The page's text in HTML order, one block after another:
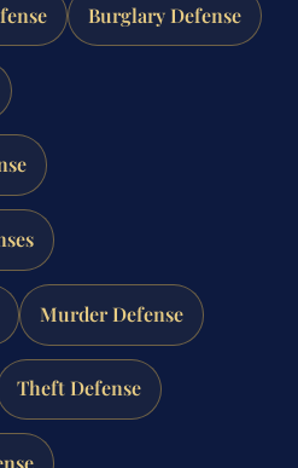
Burglary Defense
Murder Defense
Theft Defense